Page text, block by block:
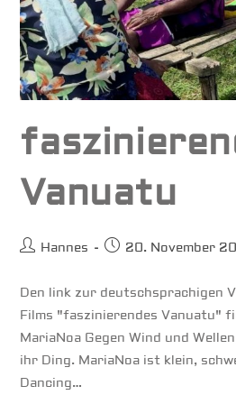
Vanuatu
Beitrags-
Hannes
Beitrag
20. November
Den link zur deutschsprachigen
Films "faszinierendes Vanuatu"
MariaNoa Gegen Wind und
ihr Ding. MariaNoa ist klein,
Dancing…